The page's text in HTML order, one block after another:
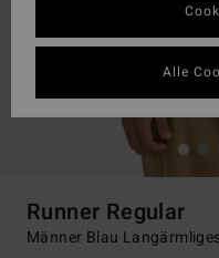
Runner Regular
Männer Blau
Alle